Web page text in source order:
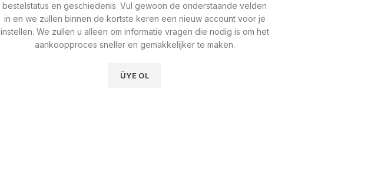
bestelstatus en geschiedenis. Vul gewoon de onderstaande velden
in en we zullen binnen de kortste keren een nieuw account voor je
instellen. We zullen u alleen om informatie vragen die nodig is om het
aankoopproces sneller en gemakkelijker te maken.
ÜYE OL